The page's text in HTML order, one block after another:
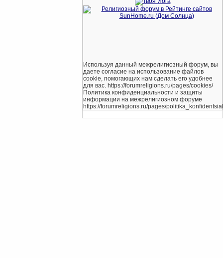
Используя данный межрелигиозный форум, вы
даете согласие на использование файлов
cookie, помогающих нам сделать его удобнее
для вас. https://forumreligions.ru/pages/cookies/
Политика конфиденциальности и защиты
информации на межрелигиозном форуме
https://forumreligions.ru/pages/